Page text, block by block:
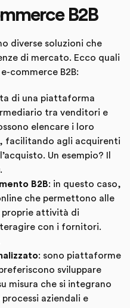
B2B
diverse soluzioni che
di mercato. Ecco quali
commerce B2B:
di una piattaforma
tra venditori e
elencare i loro
facilitando agli acquirenti
Un esempio? Il
.
B2B: in questo caso,
che permettono alle
proprie attività di
con i fornitori.
: sono piattaforme
sviluppare
misura che si integrano
aziendali e